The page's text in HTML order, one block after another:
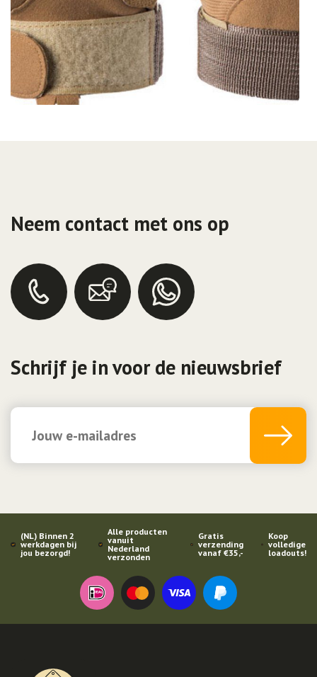
Neem contact met ons op
Schrijf je in voor de nieuwsbrief
(NL) Binnen 2
werkdagen bij
jou bezorgd!
Alle producten
vanuit
Nederland
verzonden
Gratis
verzending
vanaf €35,-
Koop
volledige
loadouts!